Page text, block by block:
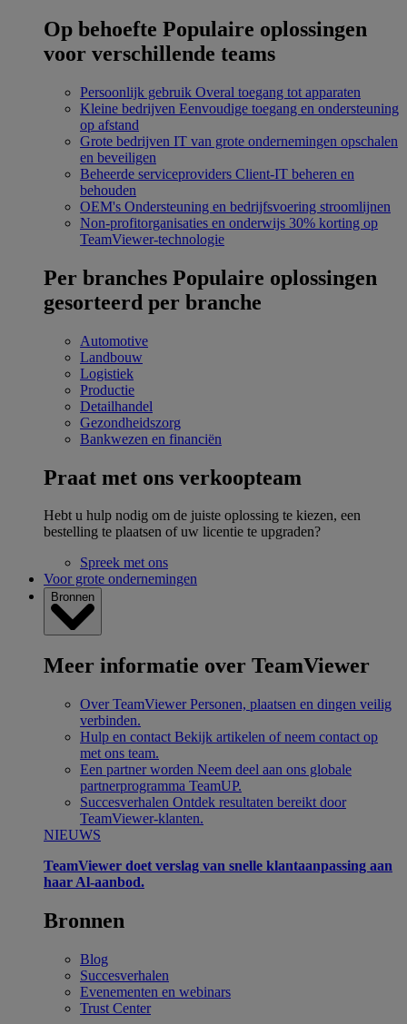
Op behoefte Populaire oplossingen
voor verschillende teams
Persoonlijk gebruik Overal toegang tot apparaten
Kleine bedrijven Eenvoudige toegang en ondersteuning
op afstand
Grote bedrijven IT van grote ondernemingen opschalen
en beveiligen
Beheerde serviceproviders Client-IT beheren en
behouden
OEM's Ondersteuning en bedrijfsvoering stroomlijnen
Non-profitorganisaties en onderwijs 30% korting op
TeamViewer-technologie
Per branches Populaire oplossingen
gesorteerd per branche
Automotive
Landbouw
Logistiek
Productie
Detailhandel
Gezondheidszorg
Bankwezen en financiën
Praat met ons verkoopteam
Hebt u hulp nodig om de juiste oplossing te kiezen, een
bestelling te plaatsen of uw licentie te upgraden?
Spreek met ons
Voor grote ondernemingen
Bronnen
Meer informatie over TeamViewer
Over TeamViewer Personen, plaatsen en dingen veilig
verbinden.
Hulp en contact Bekijk artikelen of neem contact op
met ons team.
Een partner worden Neem deel aan ons globale
partnerprogramma TeamUP.
Succesverhalen Ontdek resultaten bereikt door
TeamViewer-klanten.
NIEUWS
TeamViewer doet verslag van snelle klantaanpassing aan
haar Al-aanbod.
Bronnen
Blog
Succesverhalen
Evenementen en webinars
Trust Center